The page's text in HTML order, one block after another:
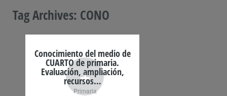
Tag Archives: CONO
+
Conocimiento del medio de
CUARTO de primaria.
Evaluación, ampliación,
recursos…
Primaria